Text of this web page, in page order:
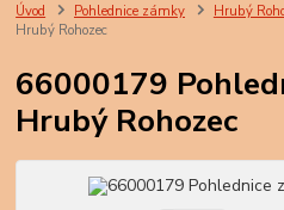
Úvod Pohlednice zámky Hrubý
Hrubý Rohozec
66000179
Hrubý Rohozec